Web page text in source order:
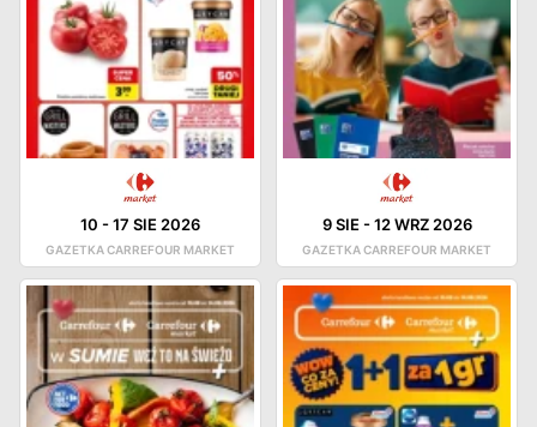
10 -17 SIE 2026
GAZETKA CARREFOUR MARKET
9 SIE -12 WRZ 2026
GAZETKA CARREFOUR MARKET